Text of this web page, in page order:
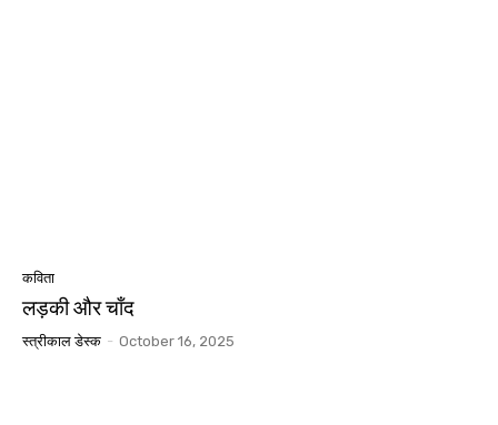
कविता
लड़की और चाँद
स्त्रीकाल डेस्क - October 16, 2025